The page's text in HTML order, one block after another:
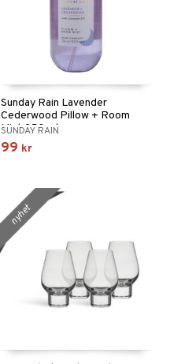
Sunday Rain Lavender
Cederwood Pillow + Room
Mist 250 ml
SUNDAY RAIN
99 kr
nyhet